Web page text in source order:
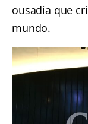
ousadia que
mundo.